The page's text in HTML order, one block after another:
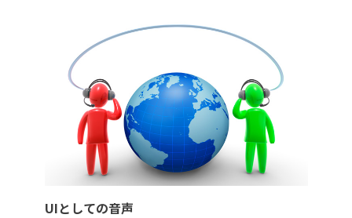
UIとしての音声